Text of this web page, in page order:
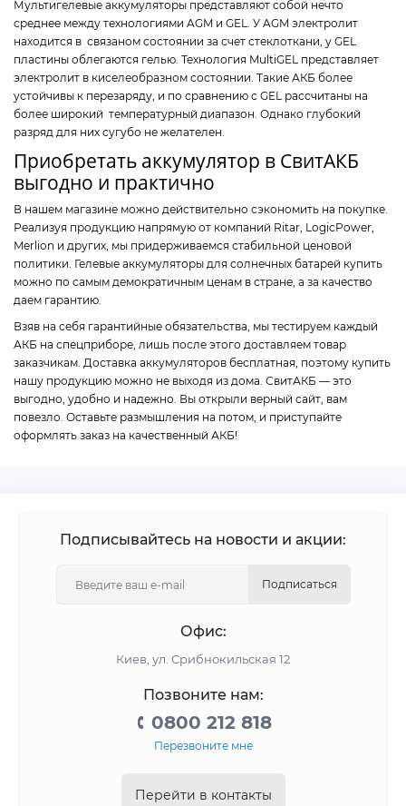
Мультигелевые аккумуляторы представляют собой нечто
среднее между технологиями AGM и GEL. У AGM электролит
находится в связаном состоянии за счет стеклоткани, у GEL
пластины облегаются гелью. Технология MultiGEL представляет
электролит в киселеобразном состоянии. Такие АКБ более
устойчивы к перезаряду, и по сравнению с GEL рассчитаны на
более широкий температурный диапазон. Однако глубокий
разряд для них сугубо не желателен.
Приобретать аккумулятор в СвитАКБ
выгодно и практично
В нашем магазине можно действительно сэкономить на покупке.
Реализуя продукцию напрямую от компаний Ritar, LogicPower,
Merlion и других, мы придерживаемся стабильной ценовой
политики. Гелевые аккумуляторы для солнечных батарей купить
можно по самым демократичным ценам в стране, а за качество
даем гарантию.
Взяв на себя гарантийные обязательства, мы тестируем каждый
АКБ на спецприборе, лишь после этого доставляем товар
заказчикам. Доставка аккумуляторов бесплатная, поэтому купить
нашу продукцию можно не выходя из дома. СвитАКБ — это
выгодно, удобно и надежно. Вы открыли верный сайт, вам
повезло. Оставьте размышления на потом, и приступайте
оформлять заказ на качественный АКБ!
Подписывайтесь на новости и акции:
Подписаться
Офис:
Киев, ул. Срибнокильская 12
Позвоните нам:
0800 212 818
Перезвоните мне
Перейти в контакты